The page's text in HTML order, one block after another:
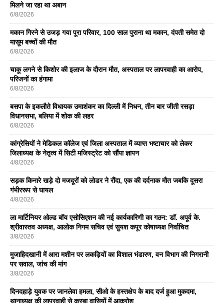
मिलने जा रहा था अबान
6/8/2026
मकान गिरने से उजड़ गया पूरा परिवार, 100 साल पुराना था मकान, दंपती समेत दो
मासूम बच्चों की मौत
6/8/2026
चाकू लगने से किशोर की इलाज के दौरान मौत, अस्पताल पर लापरवाही का आरोप,
परिजनों का हंगामा
6/8/2026
बसपा के इकलाैते विधायक उमाशंकर का दिल्ली में निधन, तीन बार जीती रसड़ा
विधानसभा, बलिया में शोक की लहर
6/8/2026
कांग्रेसियों ने मेडिकल कॉलेज एवं जिला अस्पताल में व्याप्त भष्टाचार को लेकर
जिलाध्यक्ष के नेतृत्व में सिटी मजिस्ट्रेट को सौंपा ज्ञापन
4/8/2026
सड़क किनारे खड़े दो मजदूरों को लोडर ने रौंदा, एक की दर्दनाक मौत जबकि दूसरा
गंभीररूप से घायल
4/8/2026
ला मार्टिनियर ओल्ड बॉय एसोसिएशन की नई कार्यकारिणी का गठन: डॉ. अपूर्व के.
श्रीवास्तव अध्यक्ष, आलोक निगम सचिव एवं सुयश कपूर कोषाध्यक्ष निर्वाचित
3/8/2026
मुजाहिदखानी में आरा मशीन पर लकड़ियों का विशाल भंडारण, वन विभाग की निगरानी
पर सवाल, जांच की मांग
3/8/2026
दिनदहाड़े युवक पर जानलेवा हमला, सीओ के हस्तक्षेप के बाद दर्ज हुआ मुकदमा,
थानाध्यक्ष की लापरवाही से कस्बा वासियों में आक्रोश